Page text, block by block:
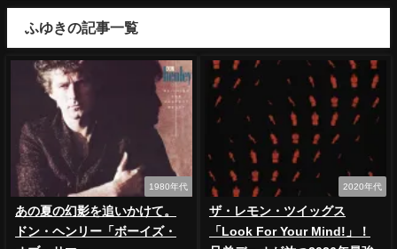
ふゆきの記事一覧
1980年代
あの夏の幻影を追いかけて。
ドン・ヘンリー「ボーイズ・
2020年代
ザ・レモン・ツイッグス
「Look For Your Mind!」！